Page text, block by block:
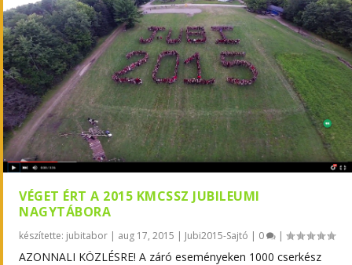
VÉGET ÉRT A 2015 KMCSSZ JUBILEUMI
NAGYTÁBORA
készítette: jubitabor | aug 17, 2015 | Jubi2015-Sajtó | 0 |
AZONNALI KÖZLÉSRE! A záró eseményeken 1000 cserkész